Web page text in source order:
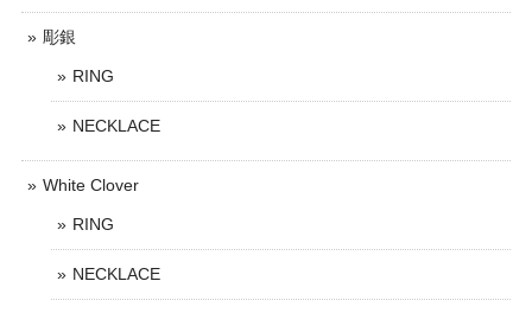
彫銀
RING
NECKLACE
White Clover
RING
NECKLACE